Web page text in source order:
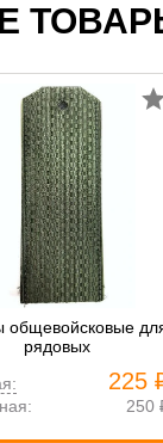
общевойсковые
рядовых
225
250